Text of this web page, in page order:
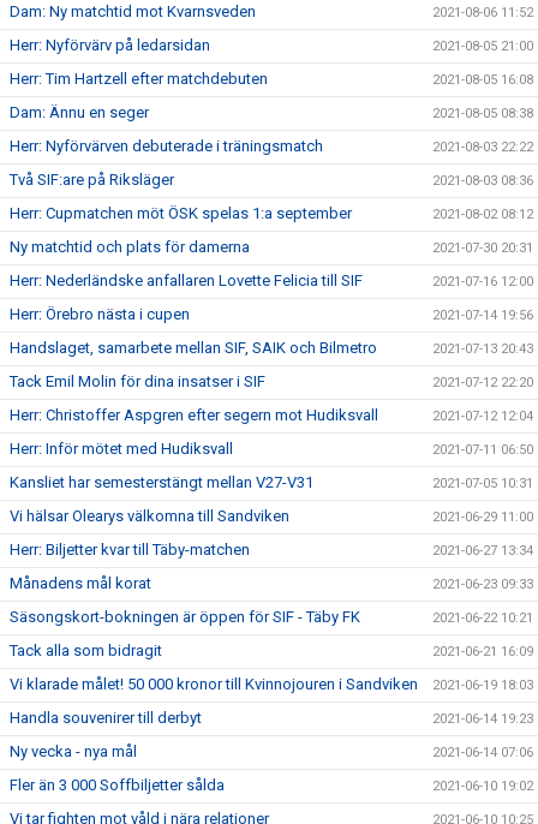
Dam: Ny matchtid mot Kvarnsveden 2021-08-06 11:52
Herr: Nyförvärv på ledarsidan 2021-08-05 21:00
Herr: Tim Hartzell efter matchdebuten 2021-08-05 16:08
Dam: Ännu en seger 2021-08-05 08:38
Herr: Nyförvärven debuterade i träningsmatch 2021-08-03 22:22
Två SIF:are på Riksläger 2021-08-03 08:36
Herr: Cupmatchen möt ÖSK spelas 1:a september 2021-08-02 08:12
Ny matchtid och plats för damerna 2021-07-30 20:31
Herr: Nederländske anfallaren Lovette Felicia till SIF 2021-07-16 12:00
Herr: Örebro nästa i cupen 2021-07-14 19:56
Handslaget, samarbete mellan SIF, SAIK och Bilmetro 2021-07-13 20:43
Tack Emil Molin för dina insatser i SIF 2021-07-12 22:20
Herr: Christoffer Aspgren efter segern mot Hudiksvall 2021-07-12 12:04
Herr: Inför mötet med Hudiksvall 2021-07-11 06:50
Kansliet har semesterstängt mellan V27-V31 2021-07-05 10:31
Vi hälsar Olearys välkomna till Sandviken 2021-06-29 11:00
Herr: Biljetter kvar till Täby-matchen 2021-06-27 13:34
Månadens mål korat 2021-06-23 09:33
Säsongskort-bokningen är öppen för SIF - Täby FK 2021-06-22 10:21
Tack alla som bidragit 2021-06-21 16:09
Vi klarade målet! 50 000 kronor till Kvinnojouren i Sandviken 2021-06-19 18:03
Handla souvenirer till derbyt 2021-06-14 19:23
Ny vecka - nya mål 2021-06-14 07:06
Fler än 3 000 Soffbiljetter sålda 2021-06-10 19:02
Vi tar fighten mot våld i nära relationer 2021-06-10 10:25